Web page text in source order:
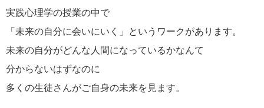
実践心理学の授業の中で
「未来の自分に会いにいく」というワークがあります。
未来の自分がどんな人間になっているかなんて
分からないはずなのに
多くの生徒さんがご自身の未来を見ます。